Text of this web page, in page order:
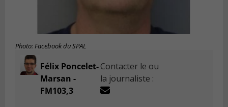
Photo: Facebook du SPAL
Félix Poncelet-
Marsan -
FM103,3
Contacter le ou
la journaliste :